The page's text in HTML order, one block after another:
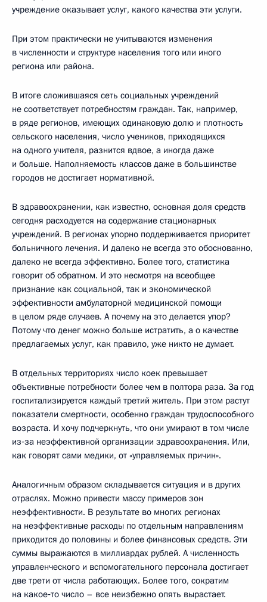
учреждение оказывает услуг, какого качества эти услуги.
При этом практически не учитываются изменения
в численности и структуре населения того или иного
региона или района.
В итоге сложившаяся сеть социальных учреждений
не соответствует потребностям граждан. Так, например,
в ряде регионов, имеющих одинаковую долю и плотность
сельского населения, число учеников, приходящихся
на одного учителя, разнится вдвое, а иногда даже
и больше. Наполняемость классов даже в большинстве
городов не достигает нормативной.
В здравоохранении, как известно, основная доля средств
сегодня расходуется на содержание стационарных
учреждений. В регионах упорно поддерживается приоритет
больничного лечения. И далеко не всегда это обоснованно,
далеко не всегда эффективно. Более того, статистика
говорит об обратном. И это несмотря на всеобщее
признание как социальной, так и экономической
эффективности амбулаторной медицинской помощи
в целом ряде случаев. А почему на это делается упор?
Потому что денег можно больше истратить, а о качестве
предлагаемых услуг, как правило, уже никто не думает.
В отдельных территориях число коек превышает
объективные потребности более чем в полтора раза. За год
госпитализируется каждый третий житель. При этом растут
показатели смертности, особенно граждан трудоспособного
возраста. И хочу подчеркнуть, что они умирают в том числе
из‑за неэффективной организации здравоохранения. Или,
как говорят сами медики, от «управляемых причин».
Аналогичным образом складывается ситуация и в других
отраслях. Можно привести массу примеров зон
неэффективности. В результате во многих регионах
на неэффективные расходы по отдельным направлениям
приходится до половины и более финансовых средств. Эти
суммы выражаются в миллиардах рублей. А численность
управленческого и вспомогательного персонала достигает
две трети от числа работающих. Более того, сократим
на какое‑то число – все неизбежно опять вырастает.